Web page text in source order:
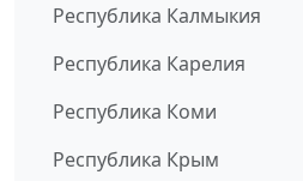
Республика Калмыкия
Республика Карелия
Республика Коми
Республика Крым